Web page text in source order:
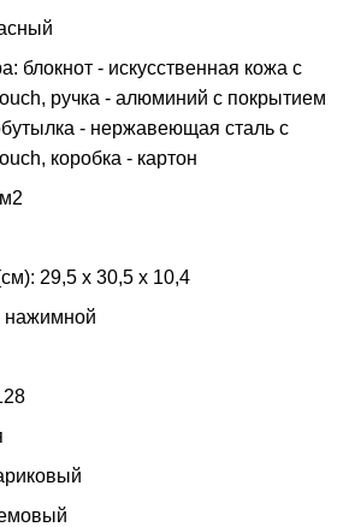
блокнот - искусственная кожа с
ручка - алюминий с покрытием
- нержавеющая cталь с
коробка - картон
29,5 х 30,5 х 10,4
нажимной